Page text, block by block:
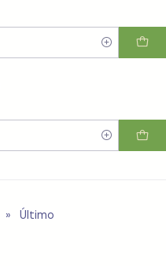
» Último